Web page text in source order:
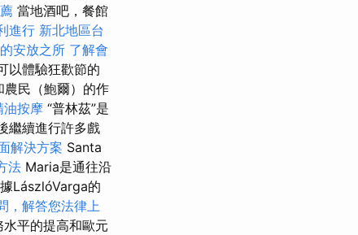
當地酒吧，餐館
進行 新北地區台
安放之所 了解會
以體驗狂歡節的
民（鮑爾）的作
油按摩 “普林茲”是
繼續進行許多戲
解決方案 Santa
法 Maria是通往沿
LászlóVarga的
，解答您法律上
平的提高和歐元